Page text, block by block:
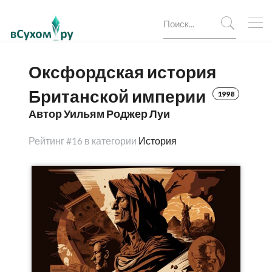
Оксфордская история
Британской империи
1998
Автор Уильям Роджер Луи
Рейтинг#16 в категории История